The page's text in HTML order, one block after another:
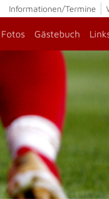
Informationen/Termine
Fotos Gästebuch